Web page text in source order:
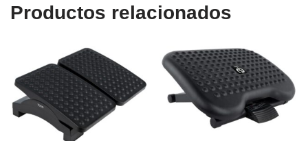
Productos relacionados